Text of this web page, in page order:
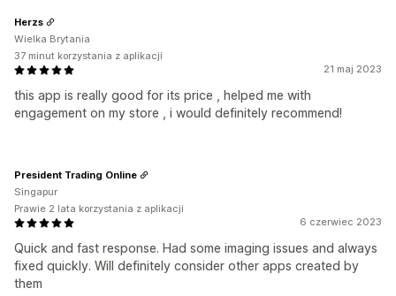
21 maj 2023
this app is really good for its price , helped me with
engagement on my store , i would definitely recommend!
Herzs
Wielka Brytania
37 minut korzystania z aplikacji
6 czerwiec 2023
Quick and fast response. Had some imaging issues and always
fixed quickly. Will definitely consider other apps created by
them
President Trading Online
Singapur
Prawie 2 lata korzystania z aplikacji